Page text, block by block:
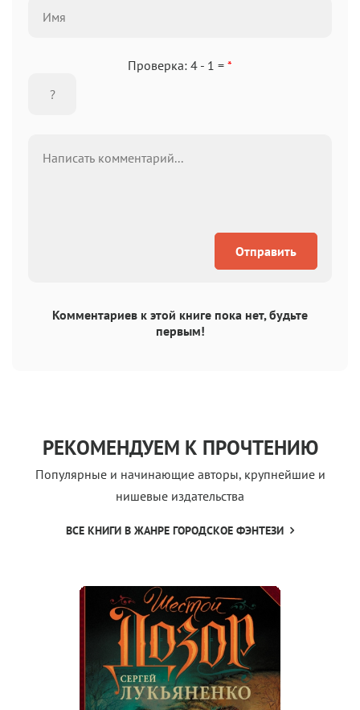
Проверка: 4 - 1 = *
Отправить
Комментариев к этой книге пока нет, будьте
первым!
РЕКОМЕНДУЕМ К ПРОЧТЕНИЮ
Популярные и начинающие авторы, крупнейшие и
нишевые издательства
ВСЕ КНИГИ В ЖАНРЕ ГОРОДСКОЕ ФЭНТЕЗИ